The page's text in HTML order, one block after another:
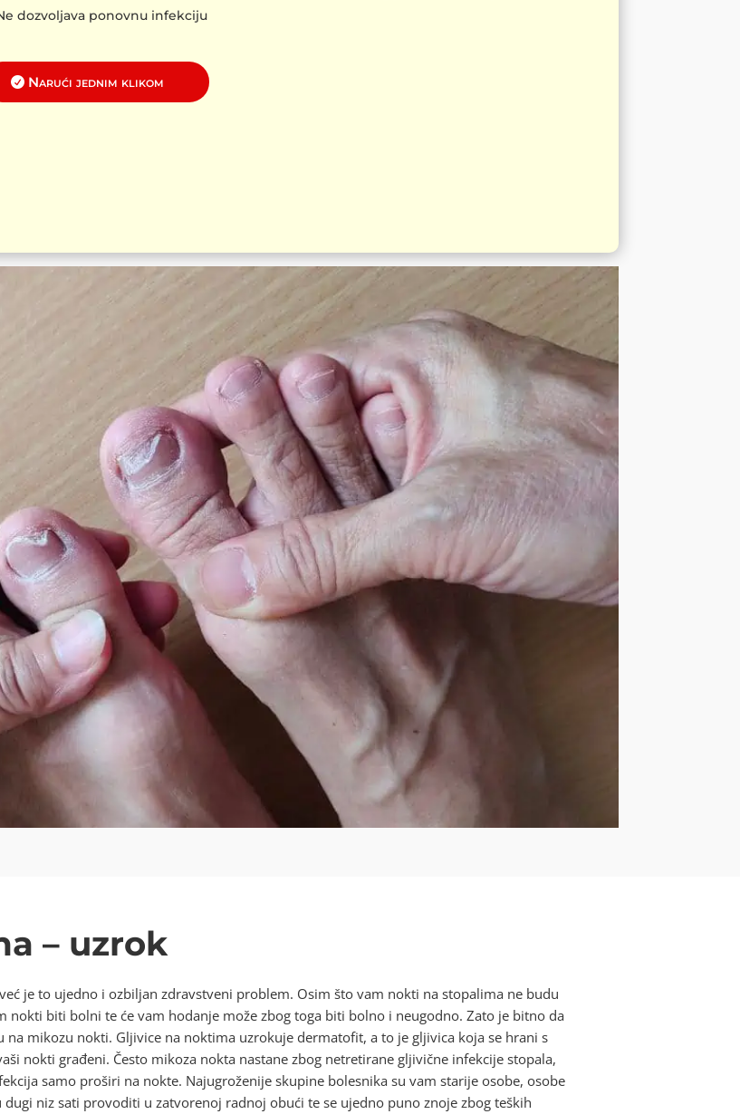
dozvoljava ponovnu infekciju
Narući jednim klikom
– uzrok
je to ujedno i ozbiljan zdravstveni problem. Osim što vam nokti na stopalima ne budu
nokti biti bolni te će vam hodanje može zbog toga biti bolno i neugodno. Zato je bitno da
mikozu nokti. Gljivice na noktima uzrokuje dermatofit, a to je gljivica koja se hrani s
nokti građeni. Često mikoza nokta nastane zbog netretirane gljivične infekcije stopala,
samo proširi na nokte. Najugroženije skupine bolesnika su vam starije osobe, osobe
niz sati provoditi u zatvorenoj radnoj obući te se ujedno puno znoje zbog teških